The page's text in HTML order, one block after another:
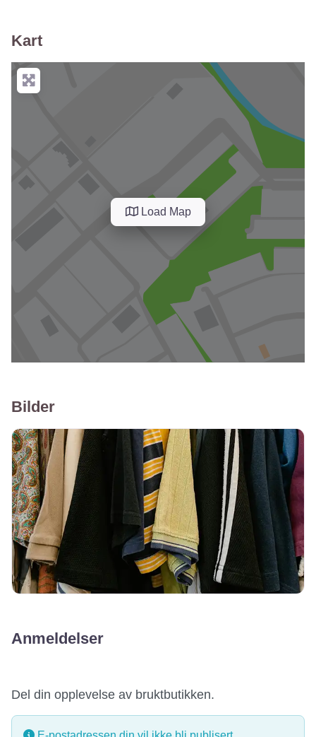
Kart
Load Map
Bilder
Anmeldelser
Del din opplevelse av bruktbutikken.